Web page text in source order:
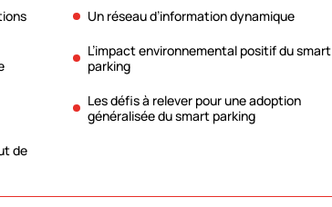
de
Un réseau d’information dynamique
L’impact environnemental positif du smart
parking
Les défis à relever pour une adoption
généralisée du smart parking